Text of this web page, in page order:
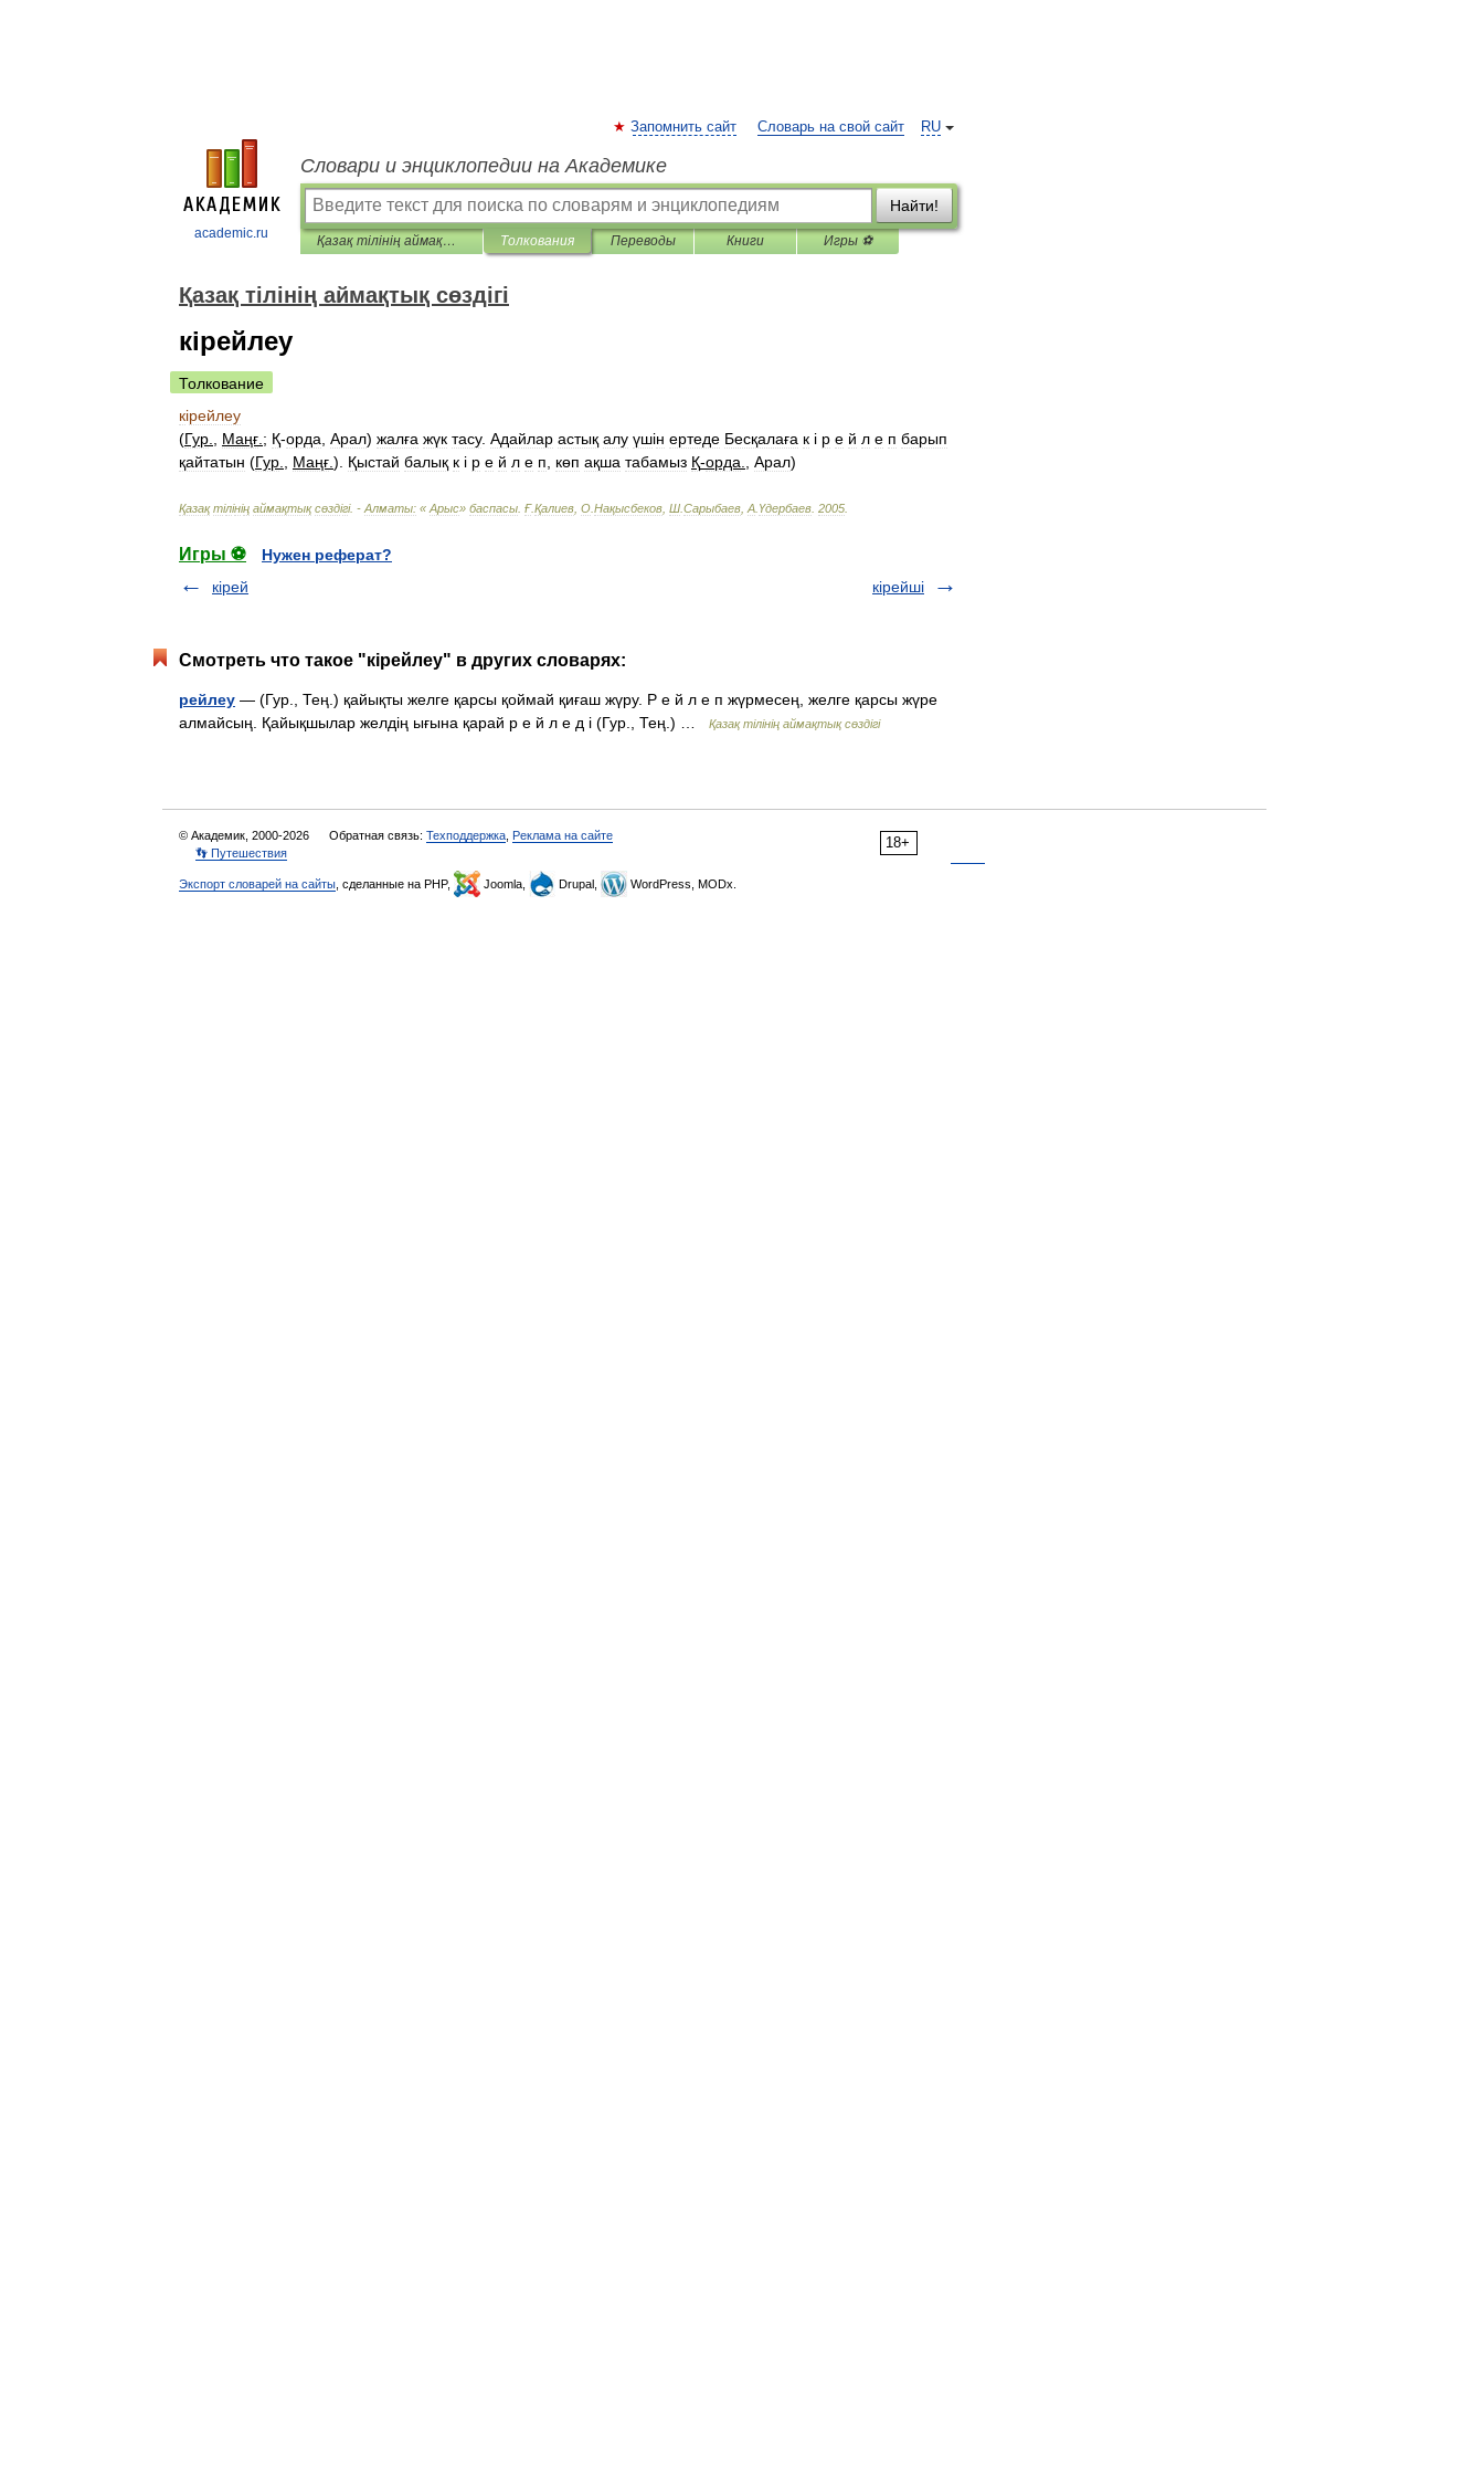
academic.ru
RU
Запомнить сайт Словарь на свой сайт
Словари и энциклопедии на Академике
Найти!
Қазақ тілінің аймақтық сөздігі Толкования Переводы Книги Игры ⚽
Қазақ тілінің аймақтық сөздігі
кірейлеу
Толкование
кірейлеу
(Гур Маңғ ; Қ-орда Арал) жалға жүк тасу. Адайлар астық алу үшін ертеде Бесқалаға к і р е й л е п барып
қайтатын (Гур Маңғ ). Қыстай балық к і р е й л е п көп ақша табамыз Қ-орда Арал)
Қазақ тілінің аймақтық сөздігі. - Алматы: « Арыс» баспасы Ғ.Қалиев О Нақысбеков Ш Сарыбаев А Үдербаев 2005
Игры ⚽
Нужен реферат?
кірей
кірейші
Смотреть что такое "кірейлеу" в других словарях:
рейлеу — (Гур., Тең.) қайықты желге қарсы қоймай қиғаш жүру. Р е й л е п жүрмесең, желге қарсы жүре
алмайсың. Қайықшылар желдің ығына қарай р е й л е д і (Гур., Тең.) …
Қазақ тілінің аймақтық сөздігі
18+
© Академик, 2000-2026 Обратная связь: Техподдержка Реклама на сайте
👣 Путешествия
Экспорт словарей на сайты , сделанные на PHP, Joomla, Drupal, WordPress, MODx.